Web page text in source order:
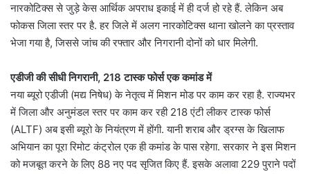
नारकोटिक्स से जुड़े केस आर्थिक अपराध इकाई में ही दर्ज हो रहे हैं. लेकिन अब
फोकस जिला स्तर पर है. हर जिले में अलग नारकोटिक्स थाना खोलने का प्रस्ताव
भेजा गया है, जिससे जांच की रफ्तार और निगरानी दोनों को धार मिलेगी.
एडीजी की सीधी निगरानी, 218 टास्क फोर्स एक कमांड में
नया ब्यूरो एडीजी (मद्य निषेध) के नेतृत्व में मिशन मोड पर काम कर रहा है. राज्यभर
में जिला और अनुमंडल स्तर पर काम कर रही 218 एंटी लीकर टास्क फोर्स
(ALTF) अब इसी ब्यूरो के नियंत्रण में होंगी. यानी शराब और ड्रग्स के खिलाफ
अभियान का पूरा रिमोट कंट्रोल एक ही कमांड के पास रहेगा. सरकार ने इस मिशन
को मजबूत करने के लिए 88 नए पद सृजित किए हैं. इसके अलावा 229 पुराने पदों